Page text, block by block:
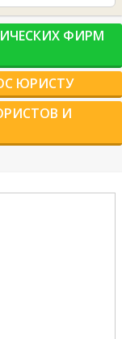
ФИРМ
ЮРИСТУ
И